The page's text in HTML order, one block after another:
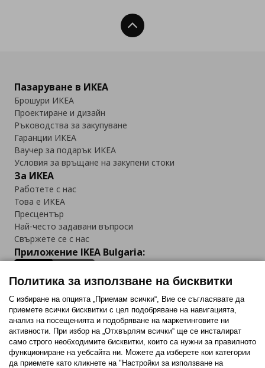
Нагоре
Пазаруване в ИКЕА
Брошури ИКЕА
Проектиране и дизайн
Ръководства за закупуване
Гаранции ИКЕА
Ваучер за подарък ИКЕА
Условия за връщане на закупени стоки
За ИКЕА
Работете с нас
Това е ИКЕА
Пресцентър
Най-често задавани въпроси
Свържете се с нас
Приложение IKEA Bulgaria:
Последвайте ни:
FacebookTwitterYoutubePinterestInstagram
Политика за използване на бисквитки
С избиране на опцията „Приемам всички“, Вие се съгласявате да
приемете всички бисквитки с цел подобряване на навигацията,
анализ на посещенията и подобряване на маркетинговите ни
активности. При избор на „Отхвърлям всички“ ще се инсталират
само строго необходимитe бисквитки, които са нужни за правилното
функциониране на уебсайта ни. Можете да изберете кои категории
да приемете като кликнете на "Настройки за използване на